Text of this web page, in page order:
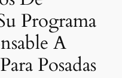
Programa
A
Posadas